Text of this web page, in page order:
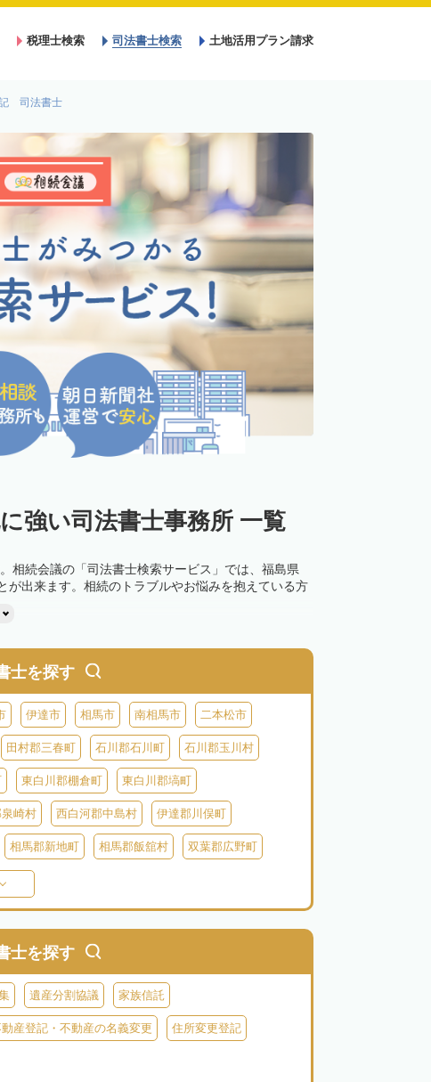
税理士検索 司法書士検索 土地活用プラン請求
司法書士
強い司法書士事務所 一覧
相続会議の「司法書士検索サービス」では、福島県
出来ます。相続のトラブルやお悩みを抱えている方
す。その他の相続手続きも任せることが可能です。
士を探す
伊達市 相馬市 南相馬市 二本松市
田村郡三春町 石川郡石川町 石川郡玉川村
東白川郡棚倉町 東白川郡塙町
崎村 西白河郡中島村 伊達郡川俣町
相馬郡新地町 相馬郡飯舘村 双葉郡広野町
村 河沼郡会津坂下町 河沼郡柳津町
大沼郡昭和村
士を探す
遺産分割協議 家族信託
産登記・不動産の名義変更 住所変更登記